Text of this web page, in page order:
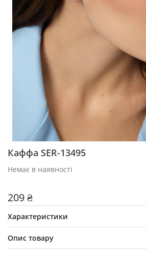
Каффа SER-13495
Немає в наявності
209 ₴
Характеристики
Опис товару